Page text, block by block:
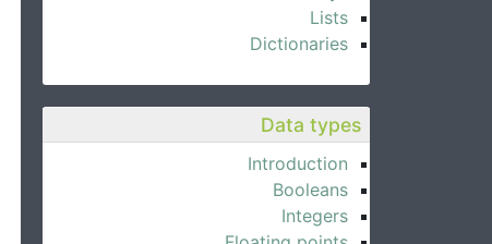
Lists
Dictionaries
Data types
Introduction
Booleans
Integers